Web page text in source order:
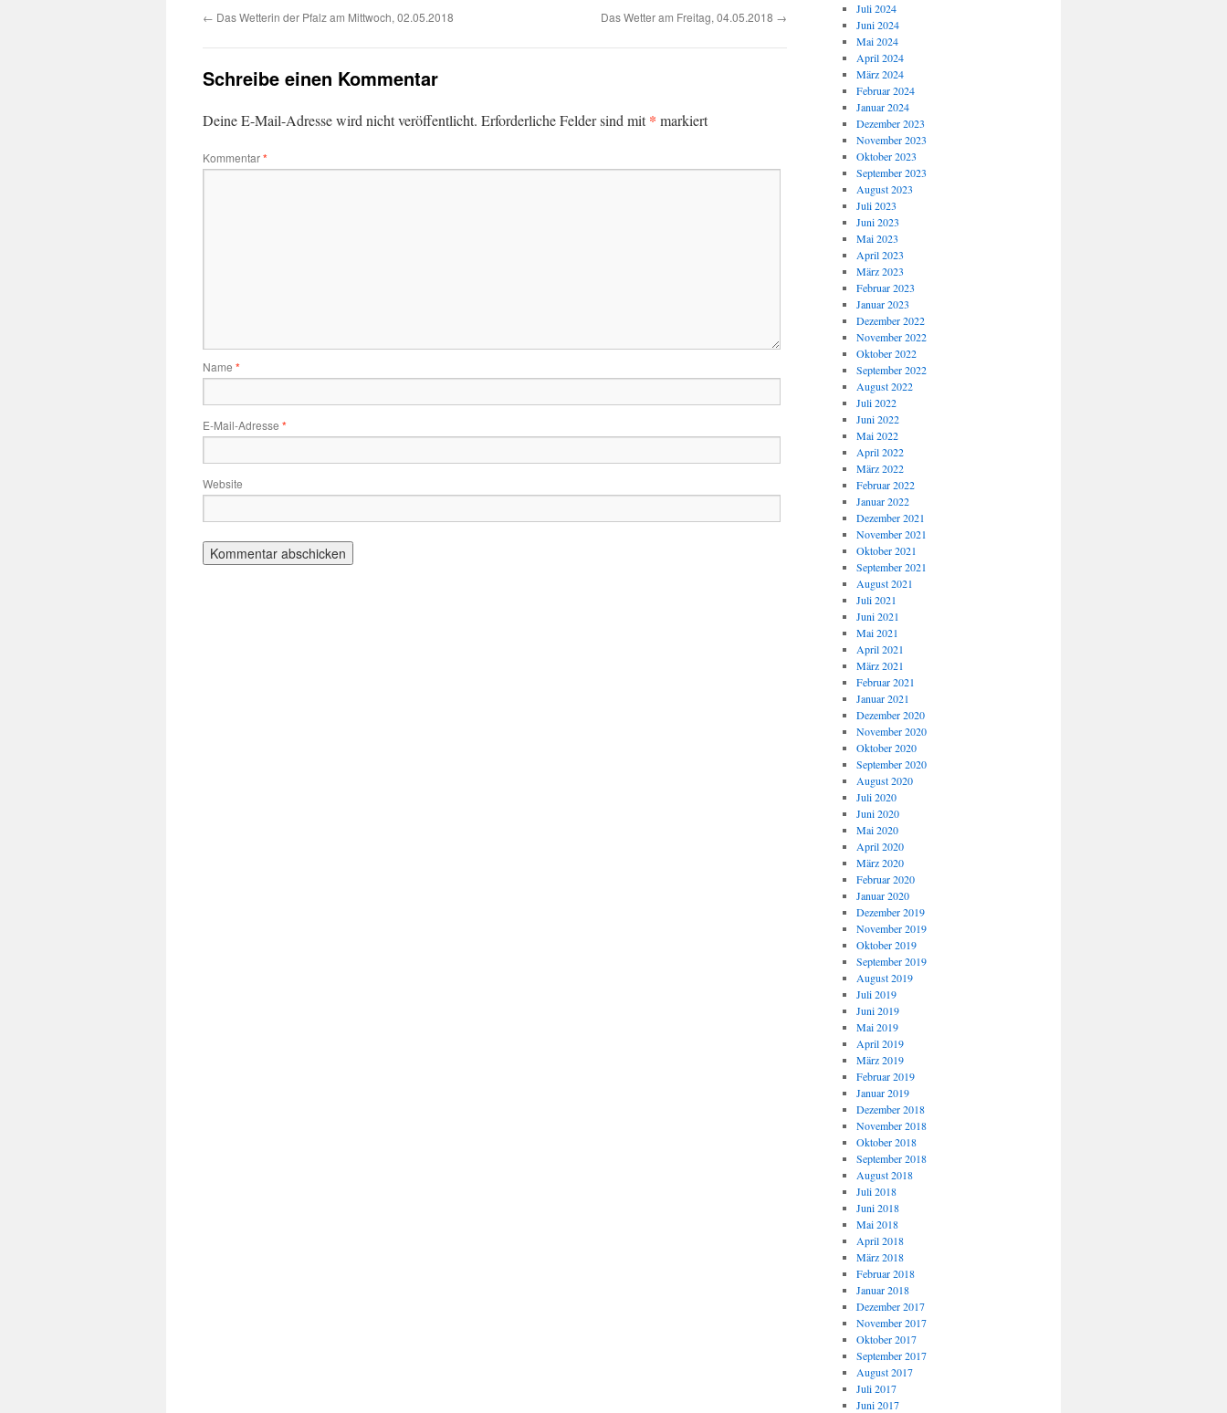
← Das Wetterin der Pfalz am Mittwoch, 02.05.2018 Das Wetter am Freitag, 04.05.2018 →
Schreibe einen Kommentar
Deine E-Mail-Adresse wird nicht veröffentlicht. Erforderliche Felder sind mit* markiert
Kommentar*
Name *
E-Mail-Adresse *
Website
Juli 2024
Juni 2024
Mai 2024
April 2024
März 2024
Februar 2024
Januar 2024
Dezember 2023
November 2023
Oktober 2023
September 2023
August 2023
Juli 2023
Juni 2023
Mai 2023
April 2023
März 2023
Februar 2023
Januar 2023
Dezember 2022
November 2022
Oktober 2022
September 2022
August 2022
Juli 2022
Juni 2022
Mai 2022
April 2022
März 2022
Februar 2022
Januar 2022
Dezember 2021
November 2021
Oktober 2021
September 2021
August 2021
Juli 2021
Juni 2021
Mai 2021
April 2021
März 2021
Februar 2021
Januar 2021
Dezember 2020
November 2020
Oktober 2020
September 2020
August 2020
Juli 2020
Juni 2020
Mai 2020
April 2020
März 2020
Februar 2020
Januar 2020
Dezember 2019
November 2019
Oktober 2019
September 2019
August 2019
Juli 2019
Juni 2019
Mai 2019
April 2019
März 2019
Februar 2019
Januar 2019
Dezember 2018
November 2018
Oktober 2018
September 2018
August 2018
Juli 2018
Juni 2018
Mai 2018
April 2018
März 2018
Februar 2018
Januar 2018
Dezember 2017
November 2017
Oktober 2017
September 2017
August 2017
Juli 2017
Juni 2017